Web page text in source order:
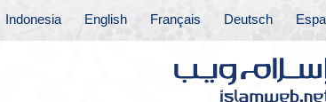
Deutsch
Français
English
Indonesia